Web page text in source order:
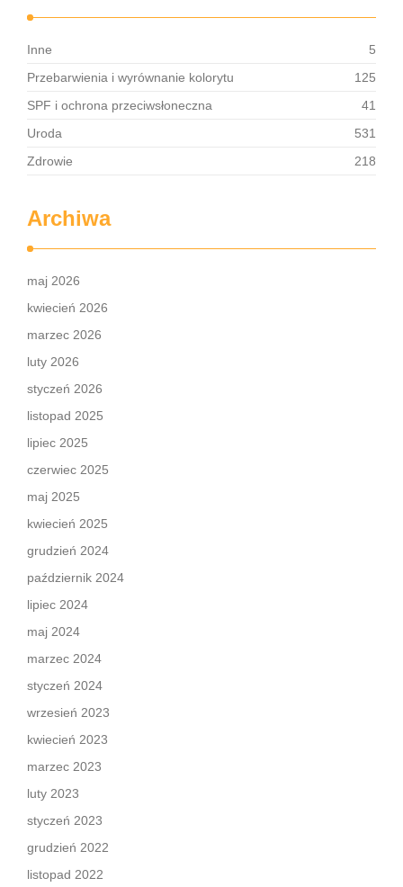
Inne
5
Przebarwienia i wyrównanie kolorytu
125
SPF i ochrona przeciwsłoneczna
41
Uroda
531
Zdrowie
218
Archiwa
maj 2026
kwiecień 2026
marzec 2026
luty 2026
styczeń 2026
listopad 2025
lipiec 2025
czerwiec 2025
maj 2025
kwiecień 2025
grudzień 2024
październik 2024
lipiec 2024
maj 2024
marzec 2024
styczeń 2024
wrzesień 2023
kwiecień 2023
marzec 2023
luty 2023
styczeń 2023
grudzień 2022
listopad 2022